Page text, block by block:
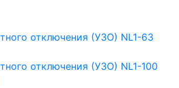
отключения (УЗО) NL1-63
отключения (УЗО) NL1-100